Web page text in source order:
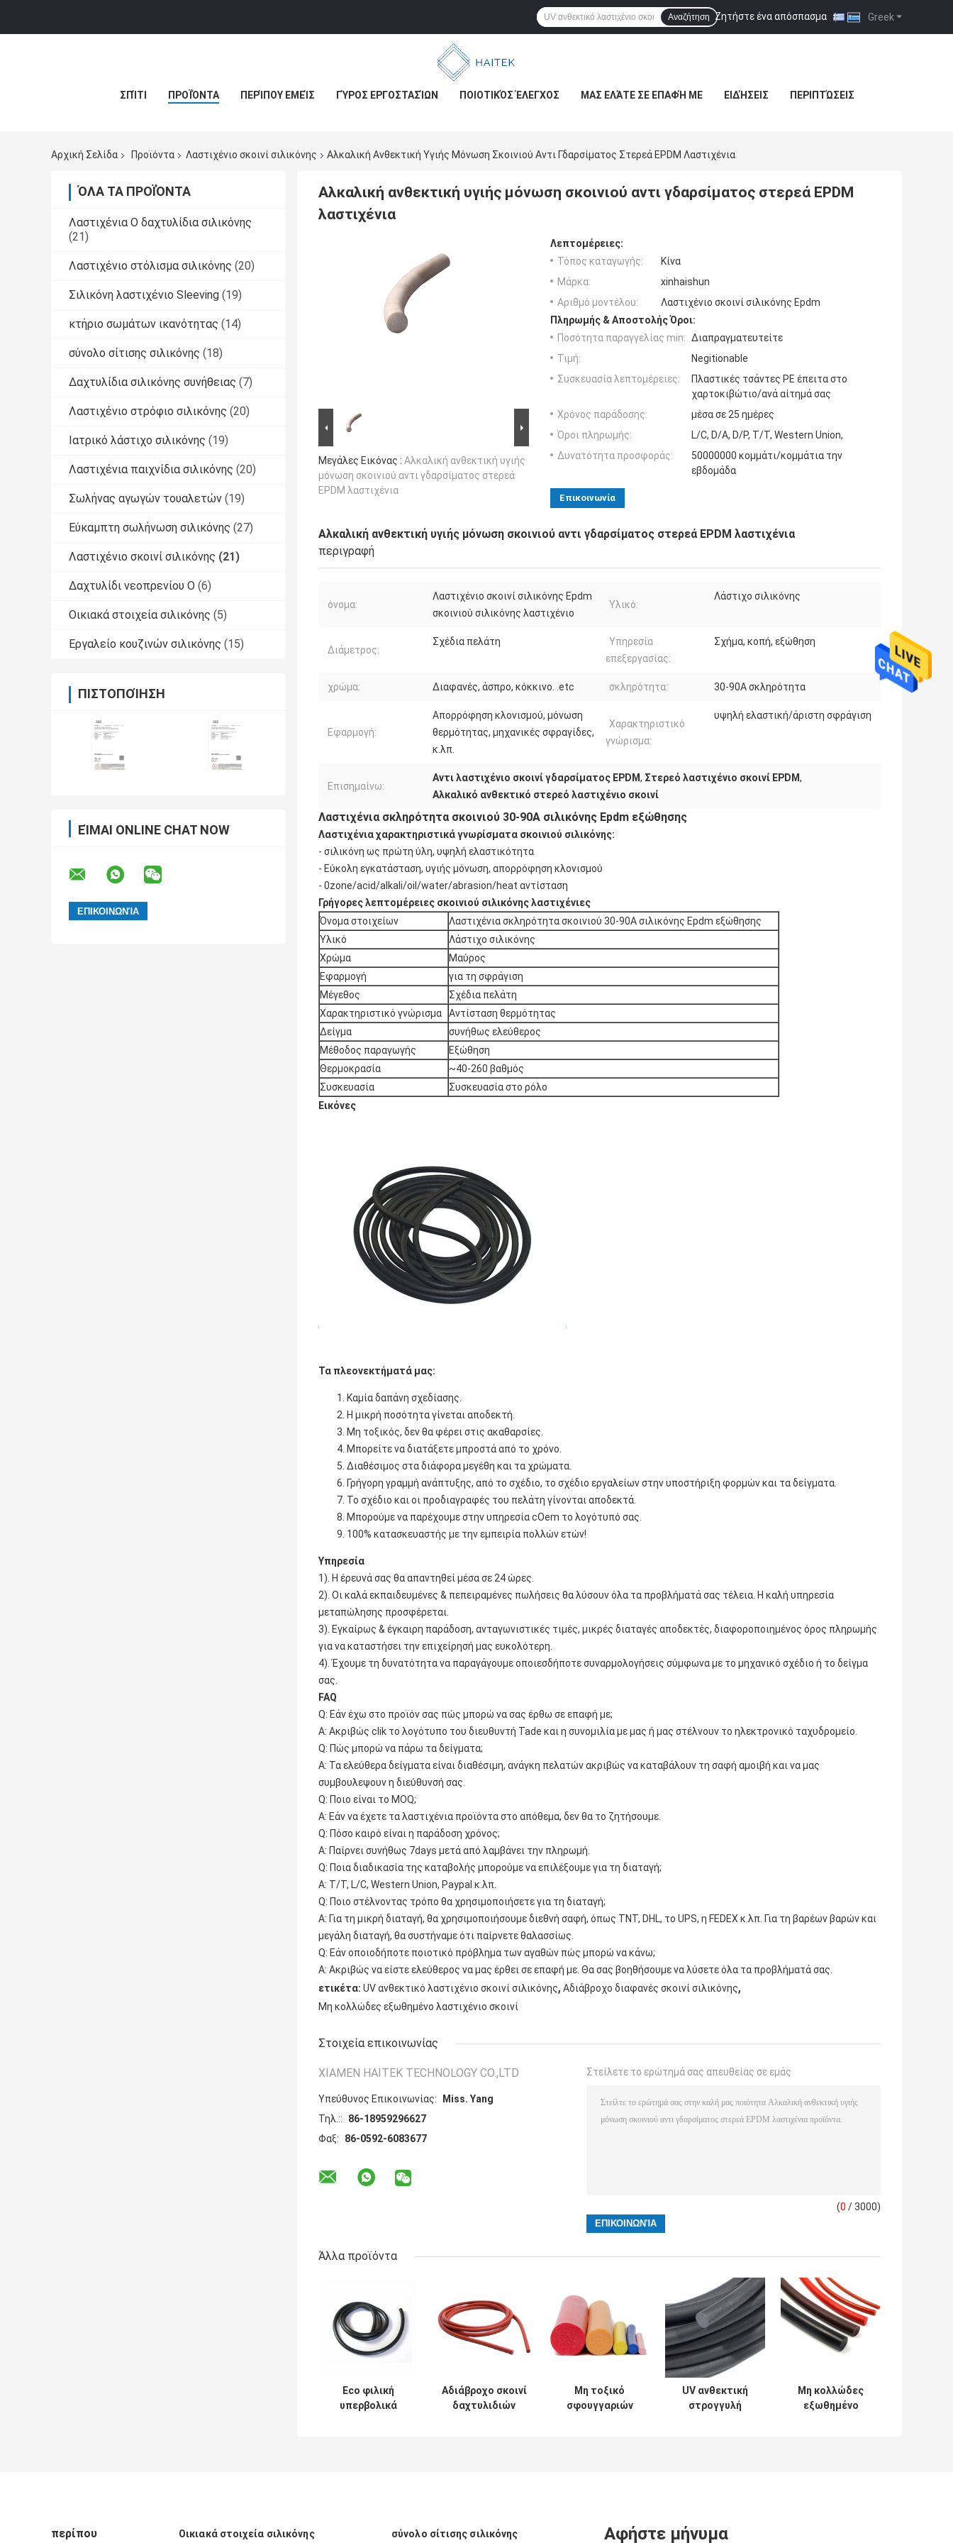
Greek
Ζητήστε ένα απόσπασμα |
Αναζήτηση
ΣΠΊΤΙ ΠΡΟΪΌΝΤΑ ΠΕΡΊΠΟΥ ΕΜΕΊΣ ΓΎΡΟΣ ΕΡΓΟΣΤΑΣΊΩΝ ΠΟΙΟΤΙΚΌΣ ΈΛΕΓΧΟΣ ΜΑΣ ΕΛΆΤΕ ΣΕ ΕΠΑΦΉ ΜΕ ΕΙΔΉΣΕΙΣ ΠΕΡΙΠΤΏΣΕΙΣ
Αρχική Σελίδα Προϊόντα Λαστιχένιο σκοινί σιλικόνης Αλκαλική Ανθεκτική Υγιής Μόνωση Σκοινιού Αντι Γδαρσίματος Στερεά EPDM Λαστιχένια
ΌΛΑ ΤΑ ΠΡΟΪΌΝΤΑ
Λαστιχένια Ο δαχτυλίδια σιλικόνης
(21)
Λαστιχένιο στόλισμα σιλικόνης (20)
Σιλικόνη λαστιχένιο Sleeving (19)
κτήριο σωμάτων ικανότητας (14)
σύνολο σίτισης σιλικόνης (18)
Δαχτυλίδια σιλικόνης συνήθειας (7)
Λαστιχένιο στρόφιο σιλικόνης (20)
Ιατρικό λάστιχο σιλικόνης (19)
Λαστιχένια παιχνίδια σιλικόνης (20)
Σωλήνας αγωγών τουαλετών (19)
Εύκαμπτη σωλήνωση σιλικόνης (27)
Λαστιχένιο σκοινί σιλικόνης (21)
Δαχτυλίδι νεοπρενίου Ο (6)
Οικιακά στοιχεία σιλικόνης (5)
Εργαλείο κουζινών σιλικόνης (15)
ΠΙΣΤΟΠΟΊΗΣΗ
ΕΊΜΑΙ ONLINE CHAT NOW
Αλκαλική ανθεκτική υγιής μόνωση σκοινιού αντι γδαρσίματος στερεά EPDM
λαστιχένια
Μεγάλες Εικόνας : Αλκαλική ανθεκτική υγιής
μόνωση σκοινιού αντι γδαρσίματος στερεά
EPDM λαστιχένια
Λεπτομέρειες:
Τόπος καταγωγής:
Κίνα
Μάρκα:
xinhaishun
Αριθμό μοντέλου:
Λαστιχένιο σκοινί σιλικόνης Epdm
Πληρωμής & Αποστολής Όροι:
Ποσότητα παραγγελίας min: Διαπραγματευτείτε
Τιμή:
Negitionable
Συσκευασία λεπτομέρειες:
Πλαστικές τσάντες PE έπειτα στο
χαρτοκιβώτιο/ανά αίτημά σας
Χρόνος παράδοσης:
μέσα σε 25 ημέρες
Όροι πληρωμής:
L/C, D/A, D/P, T/T, Western Union,
Δυνατότητα προσφοράς:
50000000 κομμάτι/κομμάτια την
εβδομάδα
Επικοινωνία
Αλκαλική ανθεκτική υγιής μόνωση σκοινιού αντι γδαρσίματος στερεά EPDM λαστιχένια
περιγραφή
όνομα:
Λαστιχένιο σκοινί σιλικόνης Epdm
σκοινιού σιλικόνης λαστιχένιο
Υλικό:
Λάστιχο σιλικόνης
Διάμετρος:
Σχέδια πελάτη
Υπηρεσία
επεξεργασίας:
Σχήμα, κοπή, εξώθηση
χρώμα: Διαφανές, άσπρο, κόκκινο. .etc σκληρότητα: 30-90A σκληρότητα
Εφαρμογή:
Απορρόφηση κλονισμού, μόνωση
θερμότητας, μηχανικές σφραγίδες,
κ.λπ.
Χαρακτηριστικό
γνώρισμα:
υψηλή ελαστική/άριστη σφράγιση
Επισημαίνω:
Αντι λαστιχένιο σκοινί γδαρσίματος EPDM, Στερεό λαστιχένιο σκοινί EPDM,
Αλκαλικό ανθεκτικό στερεό λαστιχένιο σκοινί
Λαστιχένια σκληρότητα σκοινιού 30-90A σιλικόνης Epdm εξώθησης
Λαστιχένια χαρακτηριστικά γνωρίσματα σκοινιού σιλικόνης:
- σιλικόνη ως πρώτη ύλη, υψηλή ελαστικότητα
- Εύκολη εγκατάσταση, υγιής μόνωση, απορρόφηση κλονισμού
- 0zone/acid/alkali/oil/water/abrasion/heat αντίσταση
Γρήγορες λεπτομέρειες σκοινιού σιλικόνης λαστιχένιες
Όνομα στοιχείων
Λαστιχένια σκληρότητα σκοινιού 30-90A σιλικόνης Epdm εξώθησης
Υλικό
Λάστιχο σιλικόνης
Χρώμα
Μαύρος
Εφαρμογή
για τη σφράγιση
Μέγεθος
Σχέδια πελάτη
Χαρακτηριστικό γνώρισμα
Αντίσταση θερμότητας
Δείγμα
συνήθως ελεύθερος
Μέθοδος παραγωγής
Εξώθηση
Θερμοκρασία
~40-260 βαθμός
Συσκευασία
Συσκευασία στο ρόλο
Εικόνες
Τα πλεονεκτήματά μας:
Καμία δαπάνη σχεδίασης.
Η μικρή ποσότητα γίνεται αποδεκτή.
Μη τοξικός, δεν θα φέρει στις ακαθαρσίες.
Μπορείτε να διατάξετε μπροστά από το χρόνο.
Διαθέσιμος στα διάφορα μεγέθη και τα χρώματα.
Γρήγορη γραμμή ανάπτυξης, από το σχέδιο, το σχέδιο εργαλείων στην υποστήριξη φορμών και τα δείγματα.
Το σχέδιο και οι προδιαγραφές του πελάτη γίνονται αποδεκτά.
Μπορούμε να παρέχουμε στην υπηρεσία cOem το λογότυπό σας.
100% κατασκευαστής με την εμπειρία πολλών ετών!
Υπηρεσία
1). Η έρευνά σας θα απαντηθεί μέσα σε 24 ώρες.
2). Οι καλά εκπαιδευμένες & πεπειραμένες πωλήσεις θα λύσουν όλα τα προβλήματά σας τέλεια. Η καλή υπηρεσία
μεταπώλησης προσφέρεται.
3). Εγκαίρως & έγκαιρη παράδοση, ανταγωνιστικές τιμές, μικρές διαταγές αποδεκτές, διαφοροποιημένος όρος πληρωμής
για να καταστήσει την επιχείρησή μας ευκολότερη.
4). Έχουμε τη δυνατότητα να παραγάγουμε οποιεσδήποτε συναρμολογήσεις σύμφωνα με το μηχανικό σχέδιο ή το δείγμα
σας.
FAQ
Q: Εάν έχω στο προϊόν σας πώς μπορώ να σας έρθω σε επαφή με;
Α: Ακριβώς clik το λογότυπο του διευθυντή Tade και η συνομιλία με μας ή μας στέλνουν το ηλεκτρονικό ταχυδρομείο.
Q: Πώς μπορώ να πάρω τα δείγματα;
Α: Τα ελεύθερα δείγματα είναι διαθέσιμη, ανάγκη πελατών ακριβώς να καταβάλουν τη σαφή αμοιβή και να μας
συμβουλεψουν η διεύθυνσή σας.
Q: Ποιο είναι το MOQ;
Α: Εάν να έχετε τα λαστιχένια προϊόντα στο απόθεμα, δεν θα το ζητήσουμε.
Q: Πόσο καιρό είναι η παράδοση χρόνος;
Α: Παίρνει συνήθως 7days μετά από λαμβάνει την πληρωμή.
Q: Ποια διαδικασία της καταβολής μπορούμε να επιλέξουμε για τη διαταγή;
Α: T/T, L/C, Western Union, Paypal κ.λπ.
Q: Ποιο στέλνοντας τρόπο θα χρησιμοποιήσετε για τη διαταγή;
Α: Για τη μικρή διαταγή, θα χρησιμοποιήσουμε διεθνή σαφή, όπως TNT, DHL, το UPS, η FEDEX κ.λπ. Για τη βαρέων βαρών και
μεγάλη διαταγή, θα συστήναμε ότι παίρνετε θαλασσίως.
Q: Εάν οποιοδήποτε ποιοτικό πρόβλημα των αγαθών πώς μπορώ να κάνω;
Α: Ακριβώς να είστε ελεύθερος να μας έρθει σε επαφή με. Θα σας βοηθήσουμε να λύσετε όλα τα προβλήματά σας.
ετικέτα: UV ανθεκτικό λαστιχένιο σκοινί σιλικόνης, Αδιάβροχο διαφανές σκοινί σιλικόνης,
Μη κολλώδες εξωθημένο λαστιχένιο σκοινί
Στοιχεία επικοινωνίας
XIAMEN HAITEK TECHNOLOGY CO.,LTD
Υπεύθυνος Επικοινωνίας:
Miss. Yang
Τηλ.::
86-18959296627
Φαξ:
86-0592-6083677
Στείλετε το ερώτημά σας απευθείας σε εμάς
(0 / 3000)
Άλλα προϊόντα
Eco φιλική
υπερβολικά
Αδιάβροχο σκοινί
δαχτυλιδιών
Μη τοξικό
σφουγγαριών
UV ανθεκτική
στρογγυλή
Μη κολλώδες
εξωθημένο
περίπου Οικιακά στοιχεία σιλικόνης σύνολο σίτισης σιλικόνης Αφήστε μήνυμα